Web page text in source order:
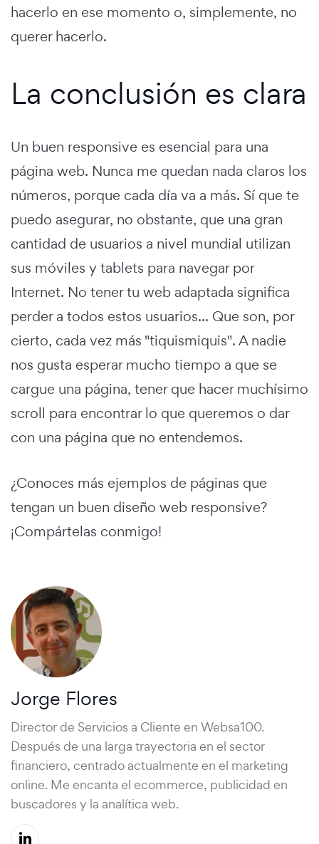
hacerlo en ese momento o, simplemente, no
querer hacerlo.
La conclusión es clara
Un buen responsive es esencial para una
página web. Nunca me quedan nada claros los
números, porque cada día va a más. Sí que te
puedo asegurar, no obstante, que una gran
cantidad de usuarios a nivel mundial utilizan
sus móviles y tablets para navegar por
Internet. No tener tu web adaptada significa
perder a todos estos usuarios... Que son, por
cierto, cada vez más "tiquismiquis". A nadie
nos gusta esperar mucho tiempo a que se
cargue una página, tener que hacer muchísimo
scroll para encontrar lo que queremos o dar
con una página que no entendemos.
¿Conoces más ejemplos de páginas que
tengan un buen diseño web responsive?
¡Compártelas conmigo!
Jorge Flores
Director de Servicios a Cliente en Websa100.
Después de una larga trayectoria en el sector
financiero, centrado actualmente en el marketing
online. Me encanta el ecommerce, publicidad en
buscadores y la analítica web.